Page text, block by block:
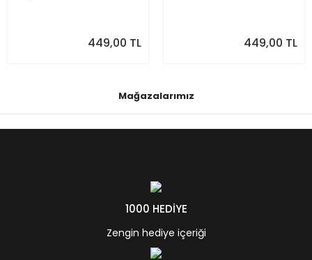
449,00 TL 449,00 TL
Mağazalarımız
1000 HEDİYE
Zengin hediye içeriği